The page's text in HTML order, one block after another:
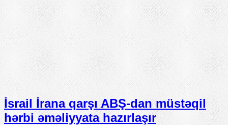
İsrail İrana qarşı ABŞ-dan müstəqil
hərbi əməliyyata hazırlaşır